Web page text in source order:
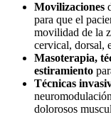
Movilizaciones
para que el
movilidad de la
cervical, dorsal,
Masoterapia,
estiramiento
Técnicas
dolorosos